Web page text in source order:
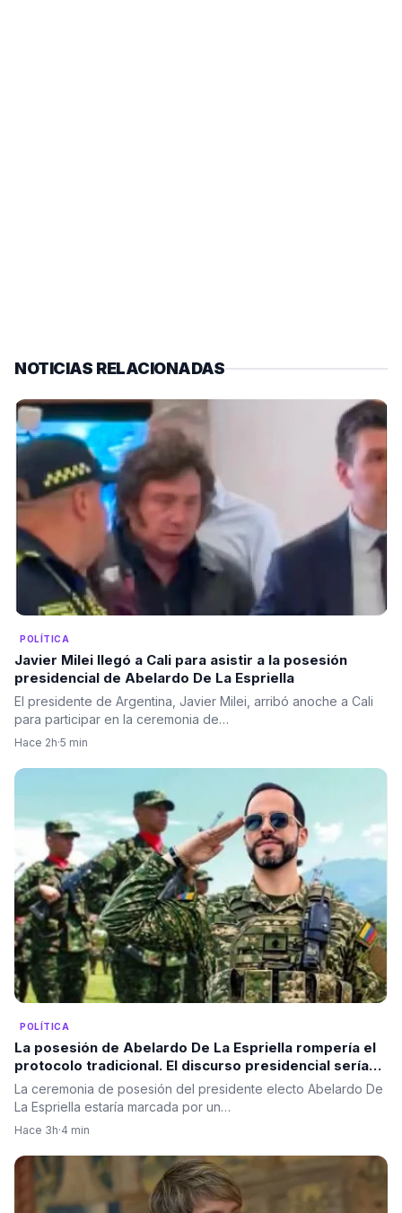
NOTICIAS RELACIONADAS
POLÍTICA
Javier Milei llegó a Cali para asistir a la posesión
presidencial de Abelardo De La Espriella
El presidente de Argentina, Javier Milei, arribó anoche a Cali
para participar en la ceremonia de…
Hace 2h·5 min
POLÍTICA
La posesión de Abelardo De La Espriella rompería el
protocolo tradicional. El discurso presidencial sería
ante las Fuerzas Militares, no ante el Congreso.
La ceremonia de posesión del presidente electo Abelardo De
La Espriella estaría marcada por un…
Hace 3h·4 min